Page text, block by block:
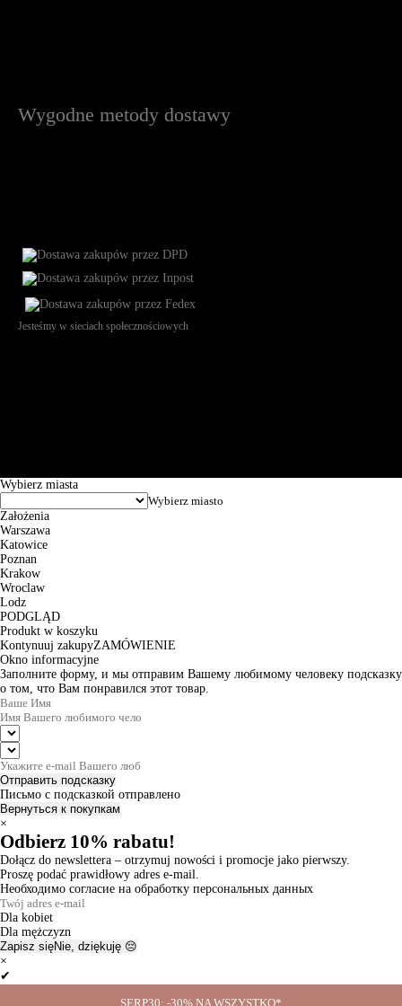
SERP30: -30% NA WSZYSTKO*
Wygodne metody dostawy
Jesteśmy w sieciach społecznościowych
Wybierz miasta
Założenia
Warszawa
Katowice
Poznan
Krakow
Wroclaw
Lodz
PODGLĄD
Produkt w koszyku
Kontynuuj zakupyZAMÓWIENIE
Okno informacyjne
Заполните форму, и мы отправим Вашему любимому человеку подсказку
о том, что Вам понравился этот товар.
Отправить подсказку
Письмо с подсказкой отправлено
Вернуться к покупкам
×
Odbierz 10% rabatu!
Dołącz do newslettera – otrzymuj nowości i promocje jako pierwszy.
Proszę podać prawidłowy adres e-mail.
Необходимо согласие на обработку персональных данных
Dla kobiet
Dla mężczyzn
Zapisz sięNie, dziękuję 😔
×
✔
Thanks for the subscription!